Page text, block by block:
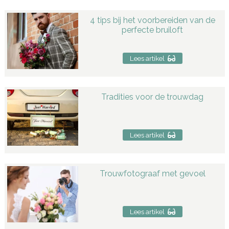
4 tips bij het voorbereiden van de
perfecte bruiloft
Lees artikel
Tradities voor de trouwdag
Lees artikel
Trouwfotograaf met gevoel
Lees artikel